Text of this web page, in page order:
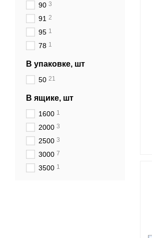
90 3
91 2
95 1
78 1
В упаковке, шт
50 21
В ящике, шт
1600 1
2000 3
2500 3
3000 7
3500 1